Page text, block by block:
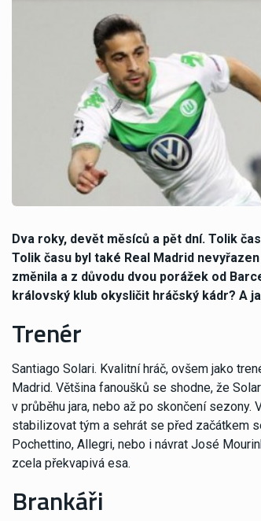
Dva roky, devět měsíců a pět dní. Tolik
Tolik času byl také Real Madrid
změnila a z důvodu dvou porážek od
královský klub okysličit hráčský kádr? A
Trenér
Santiago Solari. Kvalitní hráč, ovšem jako
Madrid. Většina fanoušků se shodne, že
v průběhu jara, nebo až po skončení
stabilizovat tým a sehrát se před začátkem
Pochettino, Allegri, nebo i návrat José
zcela překvapivá esa.
Brankáři